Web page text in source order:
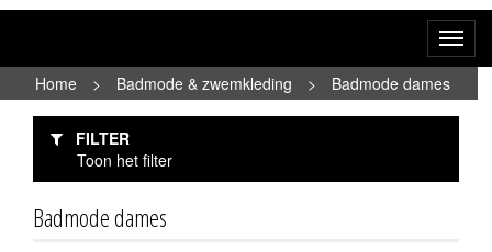
Home
> Badmode & zwemkleding > Badmode dames
FILTER
Toon het filter
Badmode dames